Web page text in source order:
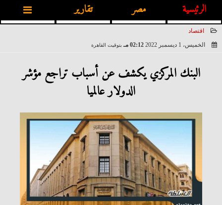
الرئيسية مصر تقارير
اقتصاد
الخميس، 1 ديسمبر 2022
02:12 مـ بتوقيت القاهرة
البنك المركزي يكشف عن أسباب تراجع مؤشر
الدولار عالميا